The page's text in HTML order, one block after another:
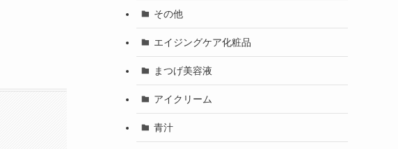
その他
エイジングケア化粧品
まつげ美容液
アイクリーム
青汁